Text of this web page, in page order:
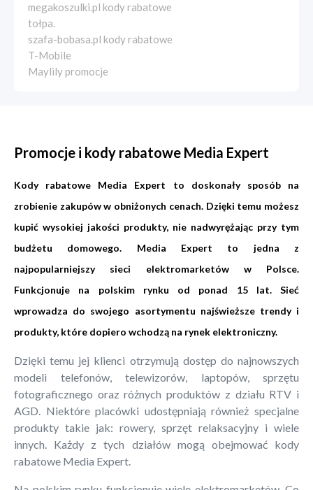
megakoszulki.pl kody rabatowe
tołpa.
szafa-bobasa.pl kody rabatowe
T-Mobile
Maylily promocje
Promocje i kody rabatowe Media Expert
Kody rabatowe Media Expert to doskonały sposób na
zrobienie zakupów w obniżonych cenach. Dzięki temu możesz
kupić wysokiej jakości produkty, nie nadwyrężając przy tym
budżetu domowego. Media Expert to jedna z
najpopularniejszy sieci elektromarketów w Polsce.
Funkcjonuje na polskim rynku od ponad 15 lat. Sieć
wprowadza do swojego asortymentu najświeższe trendy i
produkty, które dopiero wchodzą na rynek elektroniczny.
Dzięki temu jej klienci otrzymują dostęp do najnowszych
modeli telefonów, telewizorów, laptopów, sprzętu
fotograficznego oraz różnych produktów z działu RTV i
AGD. Niektóre placówki udostępniają również specjalne
produkty takie jak: rowery, sprzęt relaksacyjny i wiele
innych. Każdy z tych działów mogą obejmować kody
rabatowe Media Expert.